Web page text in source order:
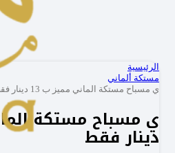
الرئيسية
مستكة ألماني
ي مسباح مستكة الماني مميز ب 13 دينار فقط
دينار فقط